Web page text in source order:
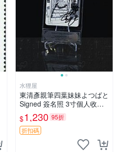
水狸屋
東清彥親筆四葉妹妹よつばと
Signed 簽名照 3寸個人收藏
原裝卡磚附卡磚裝裱 包裝嚴
實 官方授權發貨 貨真無假 四
葉妹妹よつばと 簽名照 財団
$1,230 95折
折扣碼